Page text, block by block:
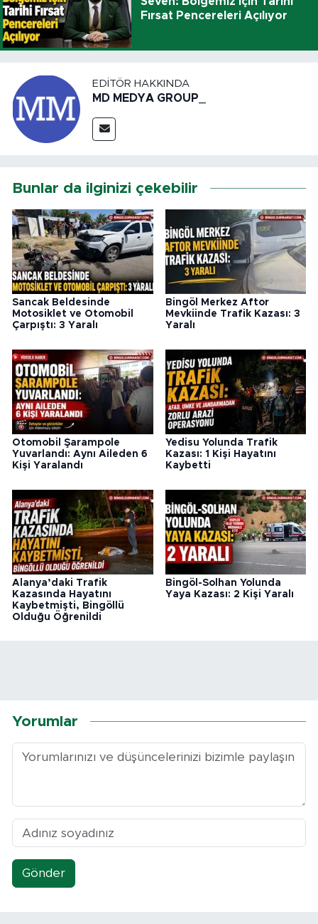
Fırsat Pencereleri Açılıyor
EDITÖR HAKKINDA
MD MEDYA GROUP_
Bunlar da ilginizi çekebilir
Sancak Beldesinde
Motosiklet ve Otomobil
Çarpıştı: 3 Yaralı
Bingöl Merkez Aftor
Mevkiinde Trafik Kazası: 3
Yaralı
Otomobil Şarampole
Yuvarlandı: Aynı Aileden 6
Kişi Yaralandı
Yedisu Yolunda Trafik
Kazası: 1 Kişi Hayatını
Kaybetti
Alanya’daki Trafik
Kazasında Hayatını
Kaybetmişti, Bingöllü
Olduğu Öğrenildi
Bingöl-Solhan Yolunda
Yaya Kazası: 2 Kişi Yaralı
Yorumlar
Gönder